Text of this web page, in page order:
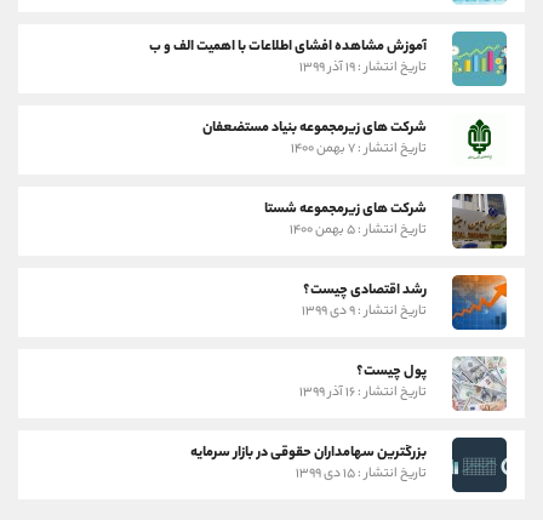
آموزش مشاهده افشای اطلاعات با اهمیت الف و ب
تاریخ انتشار : ۱۹ آذر ۱۳۹۹
شرکت های زیرمجموعه بنیاد مستضعفان
تاریخ انتشار : ۷ بهمن ۱۴۰۰
شرکت های زیرمجموعه شستا
تاریخ انتشار : ۵ بهمن ۱۴۰۰
رشد اقتصادی چیست؟
تاریخ انتشار : ۹ دی ۱۳۹۹
پول چیست؟
تاریخ انتشار : ۱۶ آذر ۱۳۹۹
بزرگترین سهامداران حقوقی در بازار سرمایه
تاریخ انتشار : ۱۵ دی ۱۳۹۹